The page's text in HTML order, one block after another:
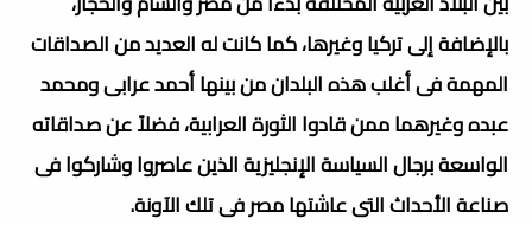
بالإضافة إلى تركيا وغيرها،كما كانت له العديد من الصداقات
المهمة فى أغلب هذه البلدان من بينها أحمد عرابى ومحمد
عبده وغيرهما ممن قادوا الثورة العرابية، فضلاً عن صداقاته
الواسعة برجال السياسة الإنجليزية الذين عاصروا وشاركوا فى
صناعة الأحداث التى عاشتها مصر فى تلك الآونة.